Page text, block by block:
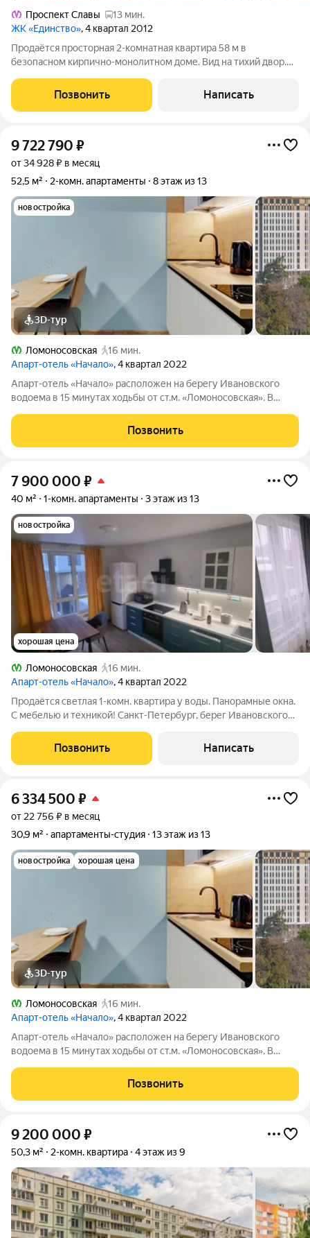
Проспект Славы
13 мин.
ЖК «Единство», 4 квартал 2012
Продаётся просторная 2-комнатная квартира 58 м в
безопасном кирпично-монолитном доме. Вид на тихий двор.
кухня 12.3 м, две изолированные комнаты (15.6 м и 11.6 м) и
вместительная гардеробная.
Позвонить Написать
9 722 790 ₽
от 34 928 ₽ в месяц
52,5 м²
2-комн. апартаменты 8 этаж из 13
новостройка
3D-тур
Ломоносовская
16 мин.
Апарт-отель «Начало», 4 квартал 2022
Апарт-отель «Начало» расположен на берегу Ивановского
водоема в 15 минутах ходьбы от ст.м. «Ломоносовская». В
ими, как считаете нужным: заселиться в них, сдавать в аренду
самому или с помощью
Позвонить
7 900 000 ₽
40 м² 1-комн. апартаменты 3 этаж из 13
новостройка
хорошая цена
Ломоносовская
16 мин.
Апарт-отель «Начало», 4 квартал 2022
Продаётся светлая 1-комн. квартира у воды. Панорамные окна.
С мебелью и техникой! Санкт-Петербург, берег Ивановского
Реальное расстояние до метро «Ломоносовская» 17 минут
пешком (две
Позвонить Написать
6 334 500 ₽
от 22 756 ₽ в месяц
30,9 м²
апартаменты-студия 13 этаж из 13
новостройка хорошая цена
3D-тур
Ломоносовская
16 мин.
Апарт-отель «Начало», 4 квартал 2022
Апарт-отель «Начало» расположен на берегу Ивановского
водоема в 15 минутах ходьбы от ст.м. «Ломоносовская». В
ими, как считаете нужным: заселиться в них, сдавать в аренду
самому или с помощью
Позвонить
9 200 000 ₽
50,3 м² 2-комн. квартира 4 этаж из 9